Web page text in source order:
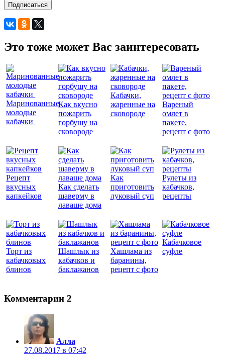
Подписаться
Это тоже может Вас заинтересовать
Маринованные
молодые
кабачки
Как вкусно
пожарить
горбушу на
сковороде
Кабачки,
жаренные на
сковороде
Вареный
омлет в
пакете,
рецепт с фото
Рецепт
вкусных
капкейков
Как сделать
шаверму в
лаваше дома
Как
приготовить
луковый суп
Рулеты из
кабачков,
рецепты
Торт из
кабачковых
блинов
Шашлык из
кабачков и
баклажанов
Хашлама из
баранины,
рецепт с фото
Кабачковое
суфле
Комментарии 2
Алла
27.08.2017 в 07:42